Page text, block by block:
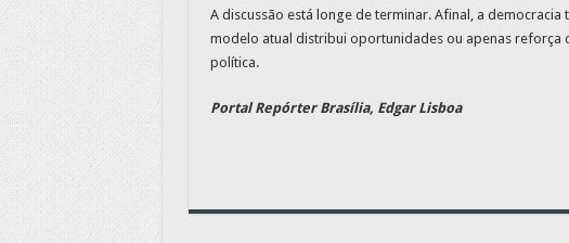
A discussão está longe de terminar. Afinal, a
modelo atual distribui oportunidades ou apenas
política.
Portal Repórter Brasília, Edgar Lisboa